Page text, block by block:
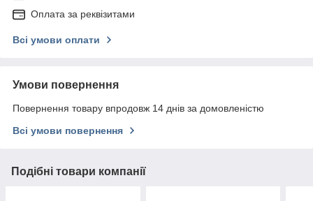
Оплата за реквізитами
Всі умови оплати
Умови повернення
Повернення товару впродовж 14 днів за домовленістю
Всі умови повернення
Подібні товари компанії